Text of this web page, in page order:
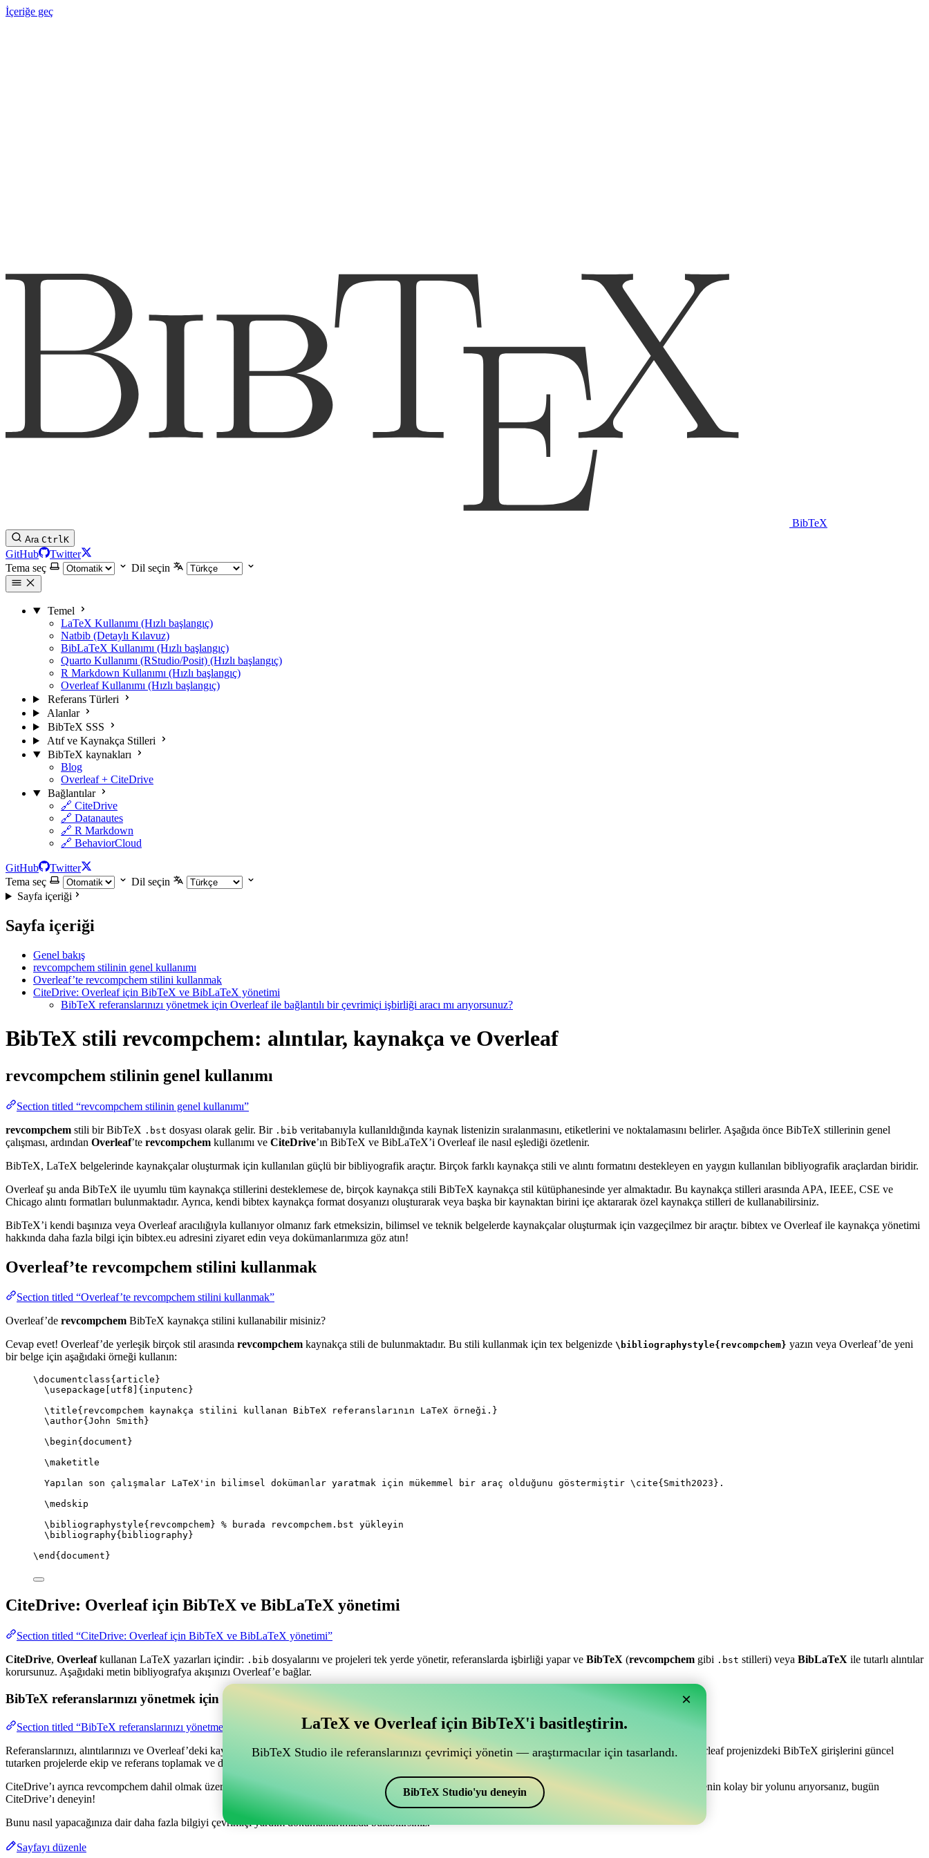
İçeriğe geç
BibTeX
Ara CtrlK
GitHub
Twitter
Tema seç
Dil seçin
Temel
LaTeX Kullanımı (Hızlı başlangıç)
Natbib (Detaylı Kılavuz)
BibLaTeX Kullanımı (Hızlı başlangıç)
Quarto Kullanımı (RStudio/Posit) (Hızlı başlangıç)
R Markdown Kullanımı (Hızlı başlangıç)
Overleaf Kullanımı (Hızlı başlangıç)
Referans Türleri
Alanlar
BibTeX SSS
Atıf ve Kaynakça Stilleri
BibTeX kaynakları
Blog
Overleaf + CiteDrive
Bağlantılar
🔗 CiteDrive
🔗 Datanautes
🔗 R Markdown
🔗 BehaviorCloud
GitHub
Twitter
Tema seç
Dil seçin
Sayfa içeriği
Sayfa içeriği
Genel bakış
revcompchem stilinin genel kullanımı
Overleaf’te revcompchem stilini kullanmak
CiteDrive: Overleaf için BibTeX ve BibLaTeX yönetimi
BibTeX referanslarınızı yönetmek için Overleaf ile bağlantılı bir çevrimiçi işbirliği aracı mı arıyorsunuz?
BibTeX stili revcompchem: alıntılar, kaynakça ve Overleaf
revcompchem stilinin genel kullanımı
Section titled “revcompchem stilinin genel kullanımı”
revcompchem stili bir BibTeX .bst dosyası olarak gelir. Bir .bib veritabanıyla kullanıldığında kaynak listenizin sıralanmasını, etiketlerini ve noktalamasını belirler. Aşağıda önce BibTeX stillerinin genel
çalışması, ardından Overleaf’te revcompchem kullanımı ve CiteDrive’ın BibTeX ve BibLaTeX’i Overleaf ile nasıl eşlediği özetlenir.
BibTeX, LaTeX belgelerinde kaynakçalar oluşturmak için kullanılan güçlü bir bibliyografik araçtır. Birçok farklı kaynakça stili ve alıntı formatını destekleyen en yaygın kullanılan bibliyografik araçlardan biridir.
Overleaf şu anda BibTeX ile uyumlu tüm kaynakça stillerini desteklemese de, birçok kaynakça stili BibTeX kaynakça stil kütüphanesinde yer almaktadır. Bu kaynakça stilleri arasında APA, IEEE, CSE ve
Chicago alıntı formatları bulunmaktadır. Ayrıca, kendi bibtex kaynakça format dosyanızı oluşturarak veya başka bir kaynaktan birini içe aktararak özel kaynakça stilleri de kullanabilirsiniz.
BibTeX’i kendi başınıza veya Overleaf aracılığıyla kullanıyor olmanız fark etmeksizin, bilimsel ve teknik belgelerde kaynakçalar oluşturmak için vazgeçilmez bir araçtır. bibtex ve Overleaf ile kaynakça yönetimi
hakkında daha fazla bilgi için bibtex.eu adresini ziyaret edin veya dokümanlarımıza göz atın!
Overleaf’te revcompchem stilini kullanmak
Section titled “Overleaf’te revcompchem stilini kullanmak”
Overleaf’de revcompchem BibTeX kaynakça stilini kullanabilir misiniz?
Cevap evet! Overleaf’de yerleşik birçok stil arasında revcompchem kaynakça stili de bulunmaktadır. Bu stili kullanmak için tex belgenizde \bibliographystyle{revcompchem} yazın veya Overleaf’de yeni
bir belge için aşağıdaki örneği kullanın:
\documentclass{ article }
\usepackage
utf8 ]{ inputenc }
\title{revcompchem kaynakça stilini kullanan BibTeX referanslarının LaTeX örneği.}
\author{John Smith}
\begin{ document }
\maketitle
Yapılan son çalışmalar LaTeX'in bilimsel dokümanlar yaratmak için mükemmel bir araç olduğunu göstermiştir \cite{ Smith2023 }.
\medskip
\bibliographystyle{revcompchem} % burada revcompchem.bst yükleyin
\bibliography{bibliography}
\end { document }
CiteDrive: Overleaf için BibTeX ve BibLaTeX yönetimi
Section titled “CiteDrive: Overleaf için BibTeX ve BibLaTeX yönetimi”
CiteDrive, Overleafkullanan LaTeX yazarları içindir: .bib dosyalarını ve projeleri tek yerde yönetir, referanslarda işbirliği yapar ve BibTeX (revcompchem gibi .bst stilleri) veya BibLaTeX ile tutarlı alıntılar
korursunuz. Aşağıdaki metin bibliyografya akışınızı Overleaf’e bağlar.
BibTeX referanslarınızı yönetmek için Overleaf ile bağlantılı bir çevrimiçi işbirliği aracı mı arıyorsunuz?
Section titled “BibTeX referanslarınızı yönetmek için Overleaf ile bağlantılı bir çevrimiçi işbirliği aracı mı arıyorsunuz?”
Referanslarınızı, alıntılarınızı ve Overleaf’deki kaynakçanızı yönetmeye yardımcı olacak bir çevrimiçi araç arıyorsanız, CiteDrive tam size göre olabilir! Sizi Overleaf projenizdeki BibTeX girişlerini güncel
tutarken projelerde ekip ve referans toplamak ve düzenlemek için olanak sağlar.
CiteDrive’ı ayrıca revcompchem dahil olmak üzere farklı stillerde kaynakçalar ve alıntılar oluşturmak için de kullanabilirsiniz. Overleaf’de kaynakçanızı yönetmenin kolay bir yolunu arıyorsanız, bugün
CiteDrive’ı deneyin!
Bunu nasıl yapacağınıza dair daha fazla bilgiyi çevrimiçi yardım dokümanlarımızda bulabilirsiniz.
Sayfayı düzenle
×
LaTeX ve Overleaf için BibTeX'i basitleştirin.
BibTeX Studio ile referanslarınızı çevrimiçi yönetin — araştırmacılar için tasarlandı.
BibTeX Studio'yu deneyin